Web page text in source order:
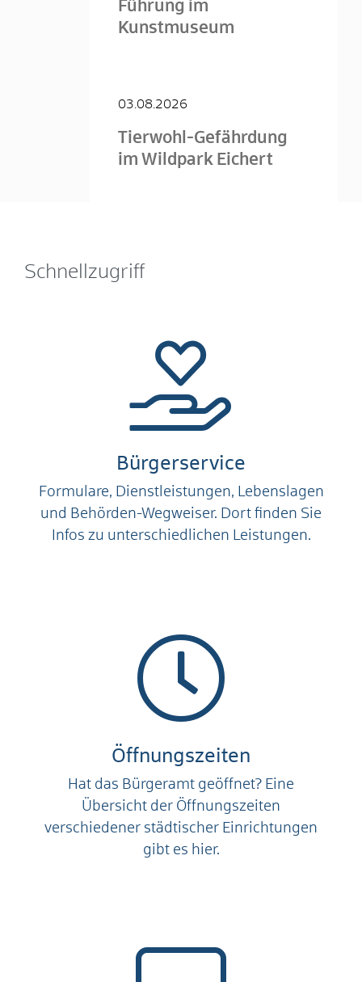
Führung im
Kunstmuseum
03.08.2026
Tierwohl-Gefährdung
im Wildpark Eichert
Schnellzugriff
Bürgerservice
Formulare, Dienstleistungen, Lebenslagen
und Behörden-Wegweiser. Dort finden Sie
Infos zu unterschiedlichen Leistungen.
Öffnungszeiten
Hat das Bürgeramt geöffnet? Eine
Übersicht der Öffnungszeiten
verschiedener städtischer Einrichtungen
gibt es hier.